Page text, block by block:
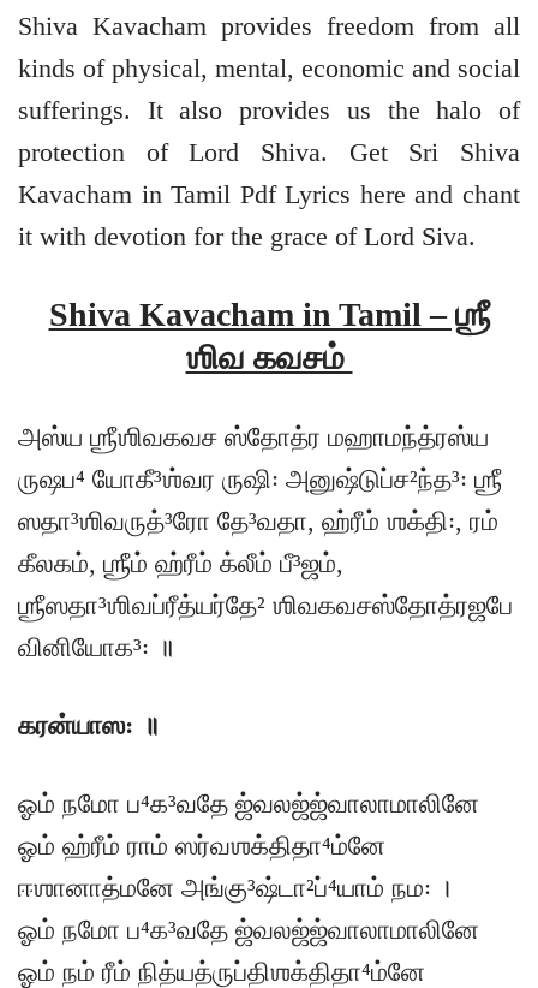
Shiva Kavacham provides freedom from all
kinds of physical, mental, economic and social
sufferings. It also provides us the halo of
protection of Lord Shiva. Get Sri Shiva
Kavacham in Tamil Pdf Lyrics here and chant
it with devotion for the grace of Lord Siva.
Shiva Kavacham in Tamil – ஶ்ரீ
ஶிவ கவசம்
அஸ்ய ஶ்ரீஶிவகவச ஸ்தோத்ர மஹாமந்த்ரஸ்ய
ருஷப⁴ யோகீ³ஶ்வர ருஷி꞉ அனுஷ்டுப்ச²ந்த³꞉ ஶ்ரீ
ஸதா³ஶிவருத்³ரோ தே³வதா, ஹ்ரீம் ஶக்தி꞉, ரம்
கீலகம், ஶ்ரீம் ஹ்ரீம் க்லீம் பீ³ஜம்,
ஶ்ரீஸதா³ஶிவப்ரீத்யர்தே² ஶிவகவசஸ்தோத்ரஜபே
வினியோக³꞉ ॥
கரன்யாஸ꞉ ॥
ஓம் நமோ ப⁴க³வதே ஜ்வலஜ்ஜ்வாலாமாலினே
ஓம் ஹ்ரீம் ராம் ஸர்வஶக்திதா⁴ம்னே
ஈஶானாத்மனே அங்கு³ஷ்டா²ப்⁴யாம் நம꞉ ।
ஓம் நமோ ப⁴க³வதே ஜ்வலஜ்ஜ்வாலாமாலினே
ஓம் நம் ரீம் நித்யத்ருப்திஶக்திதா⁴ம்னே